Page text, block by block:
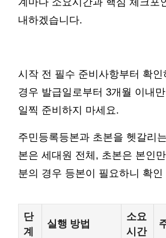
내하겠습니다.
시작 전 필수 준비사항부터 확인
경우 발급일로부터 3개월 이내
일찍 준비하지 마세요.
주민등록등본과 초본을 헷갈리
본은 세대원 전체, 초본은 본인
분의 경우 등본이 필요하니 확
단
계
실행 방법
소요
시간